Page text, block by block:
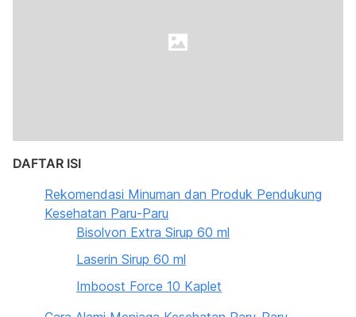
DAFTAR ISI
Rekomendasi Minuman dan Produk Pendukung
Kesehatan Paru-Paru
Bisolvon Extra Sirup 60 ml
Laserin Sirup 60 ml
Imboost Force 10 Kaplet